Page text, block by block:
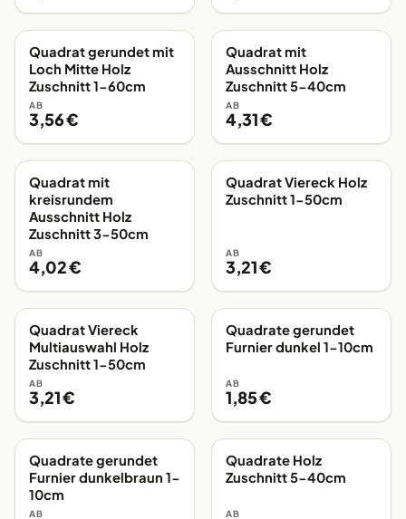
EIGENE FERTIGUNG
Quadrat gerundet mit
Loch Mitte Holz
Zuschnitt 1-60cm
AB
3,56 €
EIGENE FERTIGUNG
Quadrat mit
Ausschnitt Holz
Zuschnitt 5-40cm
AB
4,31 €
EIGENE FERTIGUNG
Quadrat mit
kreisrundem
Ausschnitt Holz
Zuschnitt 3-50cm
AB
4,02 €
EIGENE FERTIGUNG
Quadrat Viereck Holz
Zuschnitt 1-50cm
AB
3,21 €
EIGENE FERTIGUNG
Quadrat Viereck
Multiauswahl Holz
Zuschnitt 1-50cm
AB
3,21 €
EIGENE FERTIGUNG
Quadrate gerundet
Furnier dunkel 1-10cm
AB
1,85 €
EIGENE FERTIGUNG
Quadrate gerundet
Furnier dunkelbraun 1-
10cm
AB
EIGENE FERTIGUNG
Quadrate Holz
Zuschnitt 5-40cm
AB